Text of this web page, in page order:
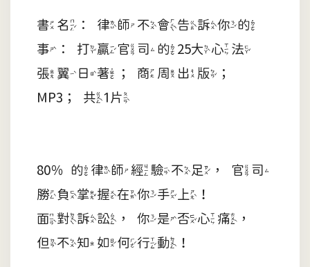
書名：律師不會告訴你的
事：打贏官司的25大心法
張翼日著；商周出版；
MP3；共1片
80％的律師經驗不足，官司
勝負掌握在你手上！
面對訴訟，你是否心痛，
但不知如何行動！